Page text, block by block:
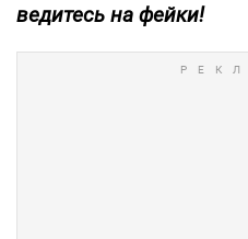
ведитесь на фейки!